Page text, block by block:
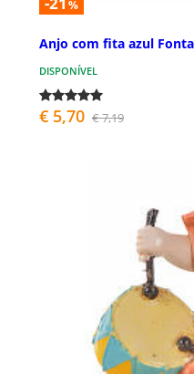
%
Anjo com fita azul
DISPONÍVEL
€ 5,70 € 7,19